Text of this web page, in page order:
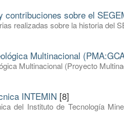
contribuciones sobre el
realizadas sobre la historia del
Multinacional
Multinacional (Proyecto
INTEMIN [8]
del Instituto de Tecnología